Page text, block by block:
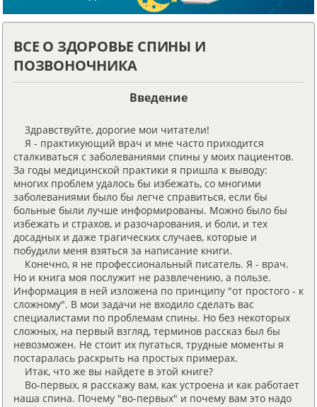
ВСЕ О ЗДОРОВЬЕ СПИНЫ И
ПОЗВОНОЧНИКА
Введение
Здравствуйте, дорогие мои читатели!
Я - практикующий врач и мне часто приходится
сталкиваться с заболеваниями спины у моих пациентов.
За годы медицинской практики я пришла к выводу:
многих проблем удалось бы избежать, со многими
заболеваниями было бы легче справиться, если бы
больные были лучше информированы. Можно было бы
избежать и страхов, и разочарования, и боли, и тех
досадных и даже трагических случаев, которые и
побудили меня взяться за написание книги.
Конечно, я не профессиональный писатель. Я - врач.
Но и книга моя послужит не развлечению, а пользе.
Информация в ней изложена по принципу "от простого - к
сложному". В мои задачи не входило сделать вас
специалистами по проблемам спины. Но без некоторых
сложных, на первый взгляд, терминов рассказ был бы
невозможен. Не стоит их пугаться, трудные моменты я
постаралась раскрыть на простых примерах.
Итак, что же вы найдете в этой книге?
Во-первых, я расскажу вам, как устроена и как работает
наша спина. Почему "во-первых" и почему вам это надо